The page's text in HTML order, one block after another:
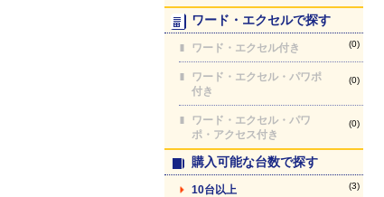
ワード・エクセルで探す
ワード・エクセル付き (0)
ワード・エクセル・パワポ
付き
(0)
ワード・エクセル・パワ
ポ・アクセス付き
(0)
購入可能な台数で探す
10台以上 (3)